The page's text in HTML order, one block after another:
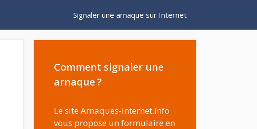
Signaler une arnaque sur Internet
Comment signaler une
arnaque ?
Le site Arnaques-internet.info
vous propose un formulaire en